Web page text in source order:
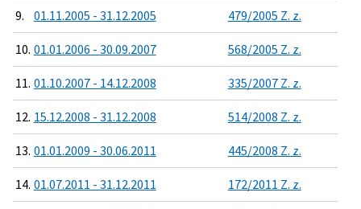
9. 01.11.2005 - 31.12.2005 479/2005 Z. z.
10. 01.01.2006 - 30.09.2007 568/2005 Z. z.
11. 01.10.2007 - 14.12.2008 335/2007 Z. z.
12. 15.12.2008 - 31.12.2008 514/2008 Z. z.
13. 01.01.2009 - 30.06.2011 445/2008 Z. z.
14. 01.07.2011 - 31.12.2011 172/2011 Z. z.